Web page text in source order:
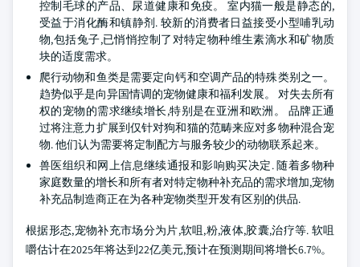
控制毛球的产品、尿道健康和免疫。 室内猫一般是静态的,
受益于消化酶和镇静剂. 较新的消费者日益接受小型哺乳动
物,包括兔子,已悄悄控制了对特定物种维生素滴水和矿物质
块的适度需求。
爬行动物和鱼类是需要定向钙和空调产品的特殊类别之一。
趋势似乎是向异国情调的宠物健康和福利发展。 对失去所有
权的宠物的需求继续增长,特别是在亚洲和欧洲。 品牌正通
过将注意力扩展到仅针对狗和猫的范畴来应对多物种混合宠
物. 他们认为需要将定制配方与服务较少的动物联系起来。
兽医组织和网上信息继续通报和影响购买决定. 随着多物种
家庭数量的增长和所有者对特定物种补充品的需求增加,宠物
补充品制造商正在为各种宠物类型开发有区别的供品.
根据形态,宠物补充市场分为片,软咀,粉,液体,胶囊,治疗等. 软咀
嚼估计在2025年将达到22亿美元,预计在预测期间将增长6.7%。